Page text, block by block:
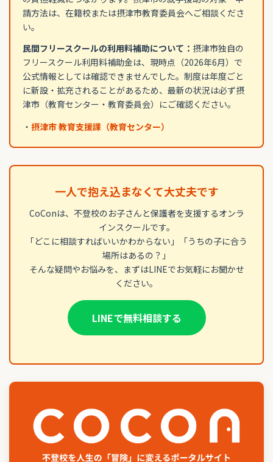
請方法は、在籍校または摂津市教育委員会へご相談くださ
い。
民間フリースクールの利用料補助について： 摂津市独自の
フリースクール利用料補助金は、現時点（2026年6月）で
公式情報としては確認できませんでした。制度は年度ごと
に新設・拡充されることがあるため、最新の状況は必ず摂
津市（教育センター・教育委員会）にご確認ください。
・ 摂津市 教育支援課（教育センター）
一人で抱え込まなくて大丈夫です
CoConは、不登校のお子さんと保護者を支援するオンラ
インスクールです。
「どこに相談すればいいかわからない」「うちの子に合う
場所はあるの？」
そんな疑問やお悩みを、まずはLINEでお気軽にお聞かせ
ください。
LINEで無料相談する